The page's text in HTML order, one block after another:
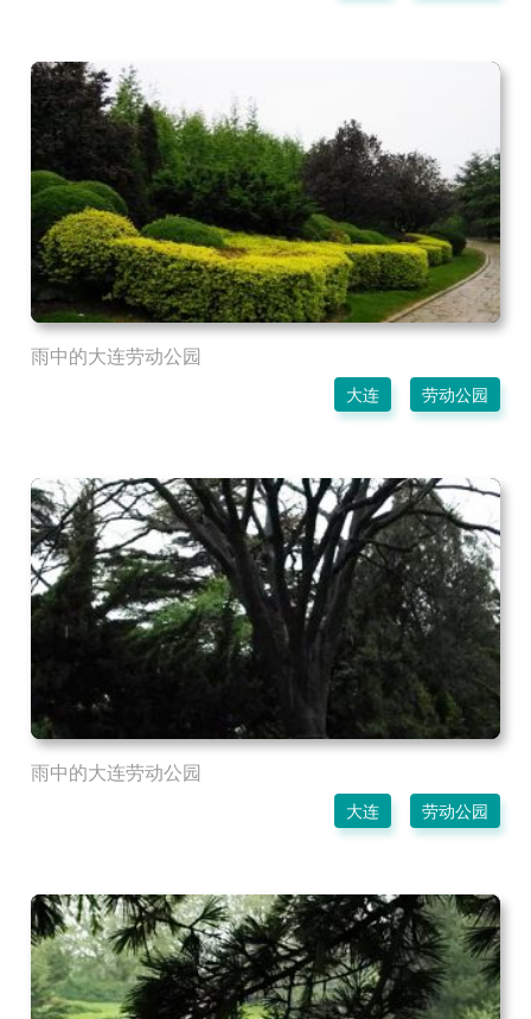
雨中的大连劳动公园
大连 劳动公园
雨中的大连劳动公园
大连 劳动公园